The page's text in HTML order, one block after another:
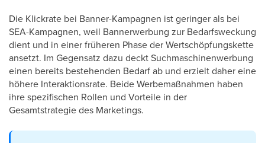
Die Klickrate bei Banner-Kampagnen ist geringer als bei
SEA-Kampagnen, weil Bannerwerbung zur Bedarfsweckung
dient und in einer früheren Phase der Wertschöpfungskette
ansetzt. Im Gegensatz dazu deckt Suchmaschinenwerbung
einen bereits bestehenden Bedarf ab und erzielt daher eine
höhere Interaktionsrate. Beide Werbemaßnahmen haben
ihre spezifischen Rollen und Vorteile in der
Gesamtstrategie des Marketings.